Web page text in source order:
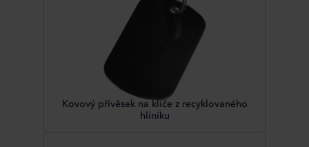
Kovový přívěsek na klíče z recyklovaného
hliníku